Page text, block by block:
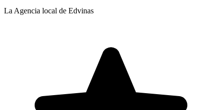
La Agencia local de Edvinas